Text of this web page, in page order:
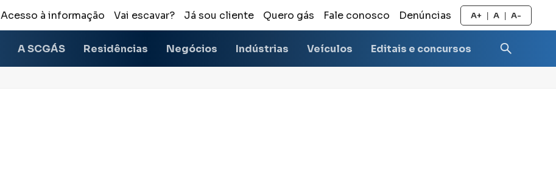
Acesso à informação Vai escavar? Já sou cliente Quero gás Fale conosco Denúncias A+ | A | A-
A SCGÁS Residências Negócios Indústrias Veículos Editais e concursos